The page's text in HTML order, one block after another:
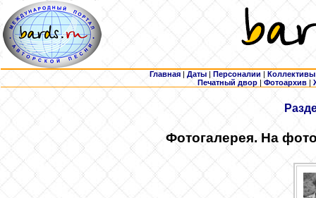
Главная | Даты | Персоналии | Коллективы
Печатный двор |Фотоархив |
Фотогалерея. На